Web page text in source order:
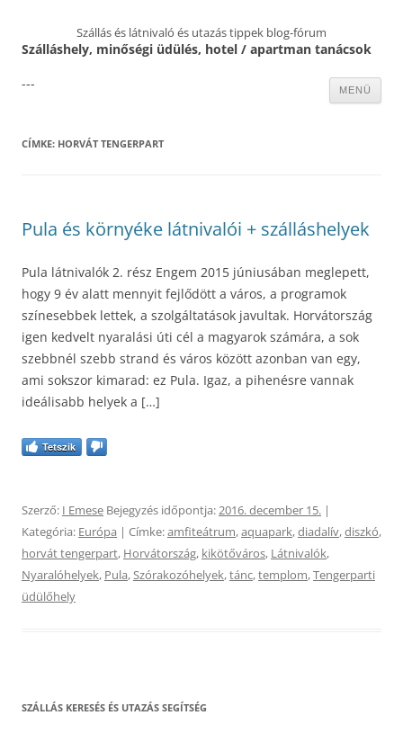
Szállás és látnivaló és utazás tippek blog-fórum
Szálláshely, minőségi üdülés, hotel / apartman tanácsok
MENÜ
---
CÍMKE: HORVÁT TENGERPART
Pula és környéke látnivalói + szálláshelyek
Pula látnivalók 2. rész Engem 2015 júniusában meglepett,
hogy 9 év alatt mennyit fejlődött a város, a programok
színesebbek lettek, a szolgáltatások javultak. Horvátország
igen kedvelt nyaralási úti cél a magyarok számára, a sok
szebbnél szebb strand és város között azonban van egy,
ami sokszor kimarad: ez Pula. Igaz, a pihenésre vannak
ideálisabb helyek a […]
Tetszik
Szerző: I Emese Bejegyzés időpontja:2016. december 15. |
Kategória: Európa | Címke:amfiteátrum,aquapark,diadalív,diszkó,
horvát tengerpart, Horvátország, kikötőváros, Látnivalók,
Nyaralóhelyek, Pula,Szórakozóhelyek,tánc,templom,Tengerparti
üdülőhely
SZÁLLÁS KERESÉS ÉS UTAZÁS SEGÍTSÉG